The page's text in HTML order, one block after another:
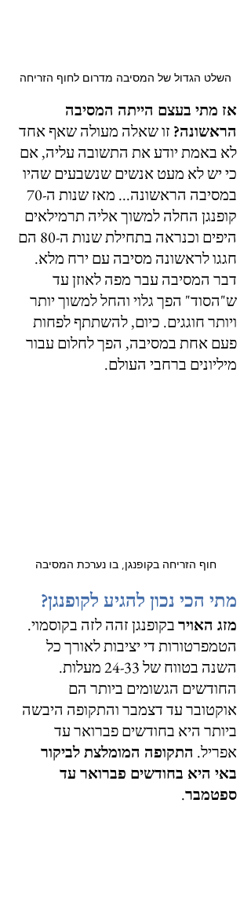
השלט הגדול של המסיבה מדרום לחוף הזריחה
אז מתי בעצם הייתה המסיבה
הראשונה? זו שאלה מעולה שאף אחד
לא באמת יודע את התשובה עליה, אם
כי יש לא מעט אנשים שנשבעים שהיו
קופנגן החלה למשוך אליה תרמילאים
היפים וכנראה בתחילת שנות ה-80 הם
חגגו לראשונה מסיבה עם ירח מלא.
דבר המסיבה עבר מפה לאוזן עד
ש"הסוד" הפך גלוי והחל למשוך יותר
ויותר חוגגים. כיום, להשתתף לפחות
פעם אחת במסיבה, הפך לחלום עבור
מיליונים ברחבי העולם.
חוף הזריחה בקופנגן, בו נערכת המסיבה
מתי הכי נכון להגיע לקופנגן?
מזג האויר בקופנגן זהה לזה בקוסמוי.
הטמפרטורות די יציבות לאורך כל
השנה בטווח של 24-33 מעלות.
החודשים הגשומים ביותר הם
אוקטובר עד דצמבר והתקופה היבשה
ביותר היא בחודשים פברואר עד
אפריל. התקופה המומלצת לביקור
באי היא בחודשים פברואר עד
ספטמבר.